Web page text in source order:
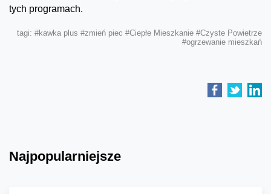
tych programach.
tagi: #kawka plus #zmień piec #Ciepłe Mieszkanie #Czyste Powietrze
#ogrzewanie mieszkań
Najpopularniejsze